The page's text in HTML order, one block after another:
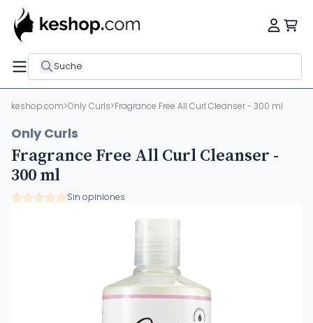
Suche
keshop.com>Only Curls>Fragrance Free All Curl Cleanser - 300 ml
Only Curls
Fragrance Free All Curl Cleanser -
300 ml
Sin opiniones